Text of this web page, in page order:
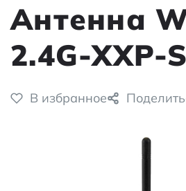
Антенна
2.4G-XXP-
В избранное